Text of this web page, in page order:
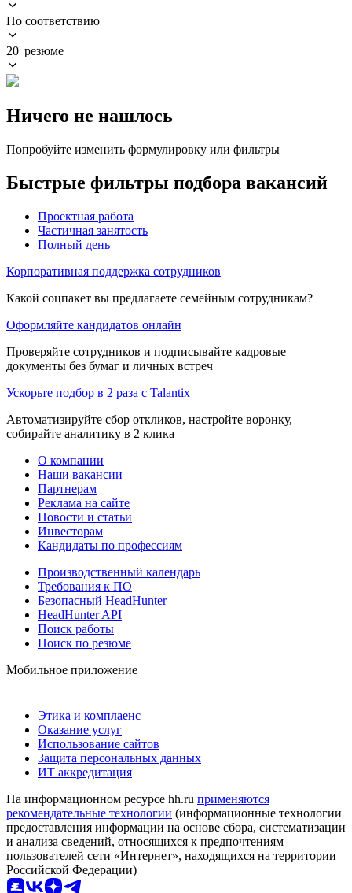
По соответствию
20 резюме
Ничего не нашлось
Попробуйте изменить формулировку или фильтры
Быстрые фильтры подбора вакансий
Проектная работа
Частичная занятость
Полный день
Корпоративная поддержка сотрудников
Какой соцпакет вы предлагаете семейным сотрудникам?
Оформляйте кандидатов онлайн
Проверяйте сотрудников и подписывайте кадровые
документы без бумаг и личных встреч
Ускорьте подбор в 2 раза с Talantix
Автоматизируйте сбор откликов, настройте воронку,
собирайте аналитику в 2 клика
О компании
Наши вакансии
Партнерам
Реклама на сайте
Новости и статьи
Инвесторам
Кандидаты по профессиям
Производственный календарь
Требования к ПО
Безопасный HeadHunter
HeadHunter API
Поиск работы
Поиск по резюме
Мобильное приложение
Этика и комплаенс
Оказание услуг
Использование сайтов
Защита персональных данных
ИТ аккредитация
На информационном ресурсе hh.ru применяются
рекомендательные технологии (информационные технологии
предоставления информации на основе сбора, систематизации
и анализа сведений, относящихся к предпочтениям
пользователей сети «Интернет», находящихся на территории
Российской Федерации)